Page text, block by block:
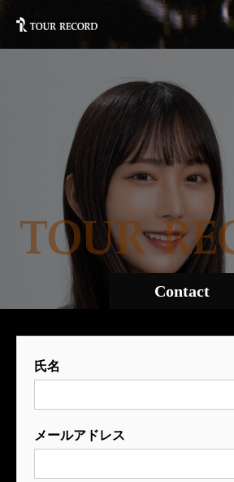
Contact
氏名
メールアドレス